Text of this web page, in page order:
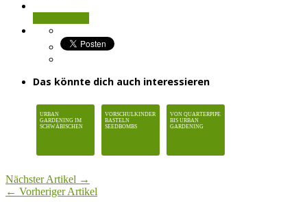
Das könnte dich auch interessieren
URBAN
GARDENING IM
SCHWÄBISCHEN
VORSCHULKINDER
BASTELN
SEEDBOMBS
VON QUARTERPIPE
BIS URBAN
GARDENING
Nächster Artikel →
← Vorheriger Artikel